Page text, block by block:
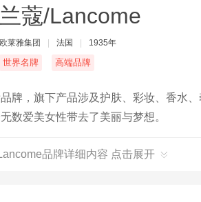
兰蔻/Lancome
欧莱雅集团 法国 1935年
世界名牌 高端品牌
牌，旗下产品涉及护肤、彩妆、香水
数爱美女性带去了美丽与梦想。
品牌详细内容 点击展开